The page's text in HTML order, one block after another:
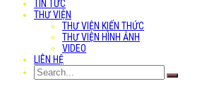
TIN TỨC
THƯ VIỆN
THƯ VIỆN KIẾN THỨC
THƯ VIỆN HÌNH ẢNH
VIDEO
LIÊN HỆ